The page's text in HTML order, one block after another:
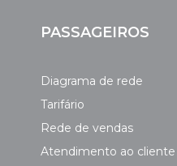
PASSAGEIROS
Diagrama de rede
Tarifário
Rede de vendas
Atendimento ao cliente